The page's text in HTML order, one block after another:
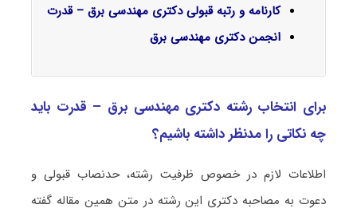
کارنامه و رتبه قبولی دکتری مهندسی برق – قدرت
انجمن دکتری مهندسی برق
برای انتخاب رشته دکتری مهندسی برق – قدرت باید
چه نکاتی را مدنظر داشته باشیم؟
اطلاعات لازم در خصوص ظرفیت رشته، حدنصاب قبولی و
دعوت به مصاحبه دکتری این رشته در متن همین مقاله گفته